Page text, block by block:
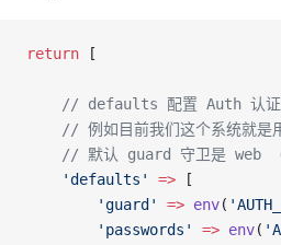
return [
// defaults 配置 Auth 认证
// 例如目前我们这个系统就
// 默认 guard 守卫是 web （
    'defaults'
=> [
        'guard'
=> env(
        'passwords'
=> env(